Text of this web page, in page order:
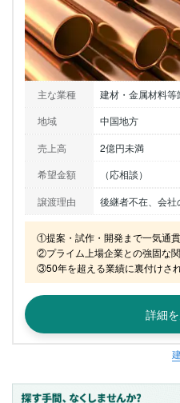
主な業種
建材・金属材料等
地域
中国地方
売上高
2億円未満
希望金額
（応相談）
譲渡理由
後継者不在、会
①提案・試作・開発まで一気通
②プライム上場企業との強固な
③50年を超える業績に裏付けさ
詳細